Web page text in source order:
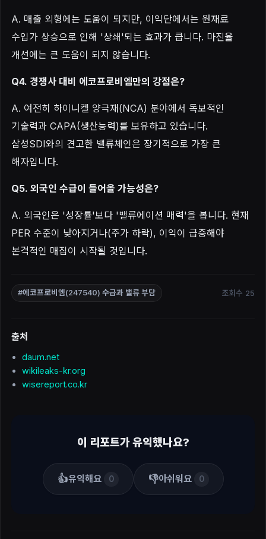
A. 매출 외형에는 도움이 되지만, 이익단에서는 원재료
수입가 상승으로 인해 '상쇄'되는 효과가 큽니다. 마진율
개선에는 큰 도움이 되지 않습니다.
Q4. 경쟁사 대비 에코프로비엠만의 강점은?
A. 여전히 하이니켈 양극재(NCA) 분야에서 독보적인
기술력과 CAPA(생산능력)를 보유하고 있습니다.
삼성SDI와의 견고한 밸류체인은 장기적으로 가장 큰
해자입니다.
Q5. 외국인 수급이 들어올 가능성은?
A. 외국인은 '성장률'보다 '밸류에이션 매력'을 봅니다. 현재
PER 수준이 낮아지거나(주가 하락), 이익이 급증해야
본격적인 매집이 시작될 것입니다.
#에코프로비엠(247540) 수급과 밸류 부담 조회수 25
출처
daum.net
wikileaks-kr.org
wisereport.co.kr
이 리포트가 유익했나요?
👍유익해요 0 👎아쉬워요 0